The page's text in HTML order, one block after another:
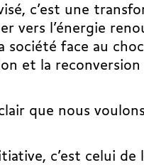
c’est une
vers l’énergie
société face au
et la reconversion
que nous
c’est celui de